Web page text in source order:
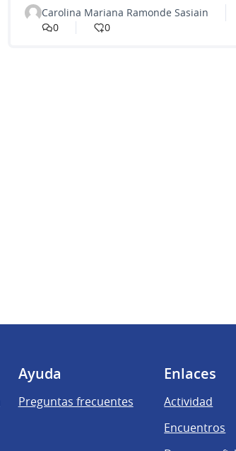
Carolina Mariana Ramonde Sasiain
0
0
Ayuda
Preguntas frecuentes
Enlaces
Actividad
Encuentros